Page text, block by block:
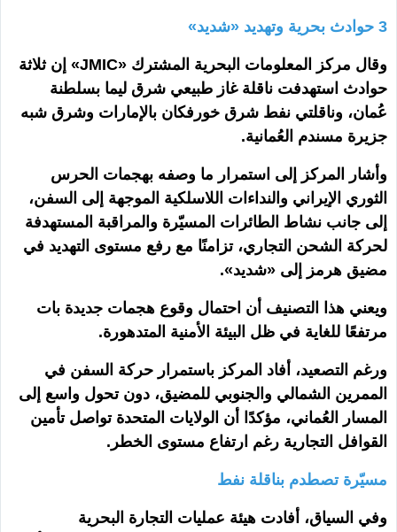
3 حوادث بحرية وتهديد «شديد»
وقال مركز المعلومات البحرية المشترك «JMIC» إن ثلاثة
حوادث استهدفت ناقلة غاز طبيعي شرق ليما بسلطنة
عُمان، وناقلتي نفط شرق خورفكان بالإمارات وشرق شبه
جزيرة مسندم العُمانية.
وأشار المركز إلى استمرار ما وصفه بهجمات الحرس
الثوري الإيراني والنداءات اللاسلكية الموجهة إلى السفن،
إلى جانب نشاط الطائرات المسيّرة والمراقبة المستهدفة
لحركة الشحن التجاري، تزامنًا مع رفع مستوى التهديد في
مضيق هرمز إلى «شديد».
ويعني هذا التصنيف أن احتمال وقوع هجمات جديدة بات
مرتفعًا للغاية في ظل البيئة الأمنية المتدهورة.
ورغم التصعيد، أفاد المركز باستمرار حركة السفن في
الممرين الشمالي والجنوبي للمضيق، دون تحول واسع إلى
المسار العُماني، مؤكدًا أن الولايات المتحدة تواصل تأمين
القوافل التجارية رغم ارتفاع مستوى الخطر.
مسيّرة تصطدم بناقلة نفط
وفي السياق، أفادت هيئة عمليات التجارة البحرية